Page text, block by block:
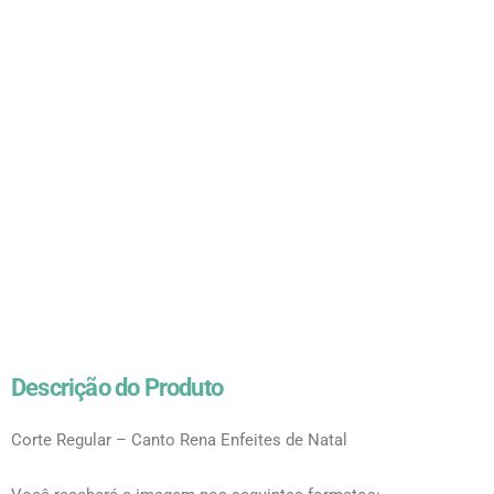
Descrição do Produto
Corte Regular – Canto Rena Enfeites de Natal